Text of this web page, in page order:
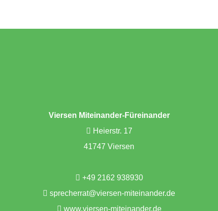
Viersen Miteinander-Füreinander
Heierstr. 17
41747 Viersen
+49 2162 938930
sprecherrat@viersen-miteinander.de
www.viersen-miteinander.de